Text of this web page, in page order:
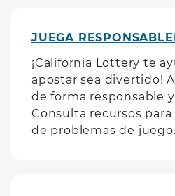
JUEGA
¡California Lottery te
apostar sea divertido!
de forma responsable
Consulta recursos
de problemas de juego.